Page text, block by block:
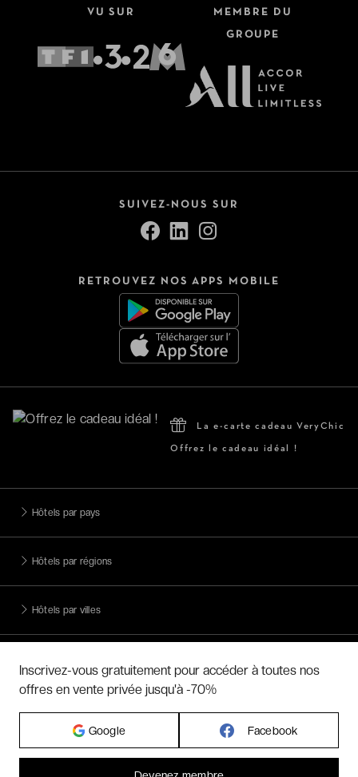
VU SUR MEMBRE DU
GROUPE
SUIVEZ-NOUS SUR
RETROUVEZ NOS APPS MOBILE
La e-carte cadeau VeryChic
Offrez le cadeau idéal !
Hôtels par pays
Hôtels par régions
Hôtels par villes
Voyages inoubliables
Inscrivez-vous gratuitement pour accéder à toutes nos
offres en vente privée jusqu'à -70%
Google Facebook